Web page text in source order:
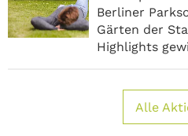
Berliner
Gärten der
Highlights
Alle